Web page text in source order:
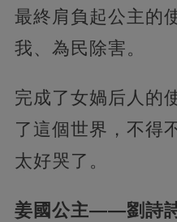
最終肩負起公主的
我、為民除害。
完成了女媧后人的
了這個世界，不得
太好哭了。
姜國公主——劉詩